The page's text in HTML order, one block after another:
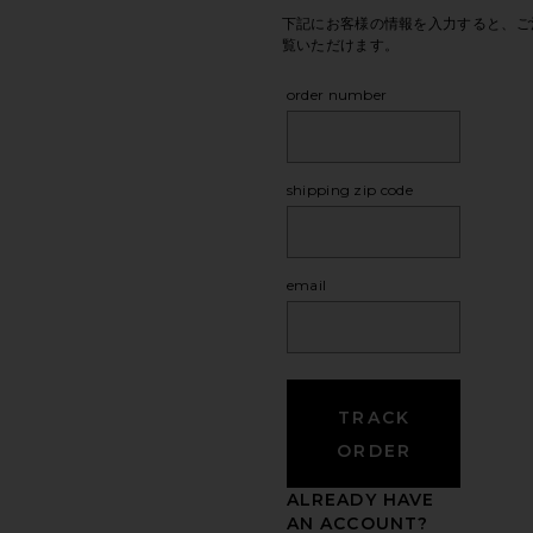
下記にお客様の情報を入力すると、
覧いただけます。
order number
shipping zip code
email
TRACK
ORDER
ALREADY HAVE
AN ACCOUNT?